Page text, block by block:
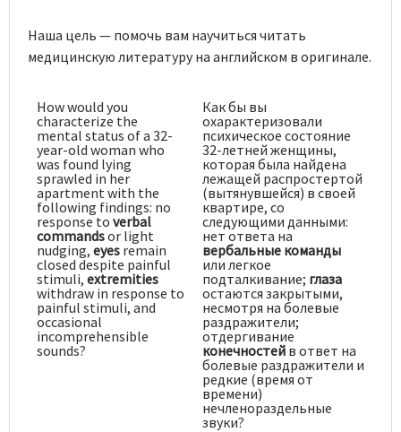
Наша цель — помочь вам научиться читать
медицинскую литературу на английском в оригинале.
How would you
characterize the
mental status of a 32-
year-old woman who
was found lying
sprawled in her
apartment with the
following findings: no
response to verbal
commandsor light
nudging, eyes remain
closed despite painful
stimuli, extremities
withdraw in response to
painful stimuli, and
occasional
incomprehensible
sounds?
Как бы вы
охарактеризовали
психическое состояние
32-летней женщины,
которая была найдена
лежащей распростертой
(вытянувшейся) в своей
квартире, со
следующими данными:
нет ответа на
вербальные команды
или легкое
подталкивание; глаза
остаются закрытыми,
несмотря на болевые
раздражители;
отдергивание
конечностей в ответ на
болевые раздражители и
редкие (время от
времени)
нечленораздельные
звуки?